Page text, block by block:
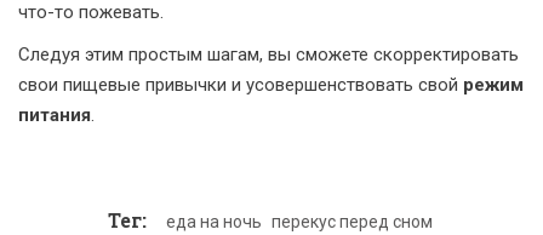
что-то пожевать.
Следуя этим простым шагам, вы сможете скорректировать
свои пищевые привычки и усовершенствовать свой режим
питания.
Тег: еда на ночь перекус перед сном